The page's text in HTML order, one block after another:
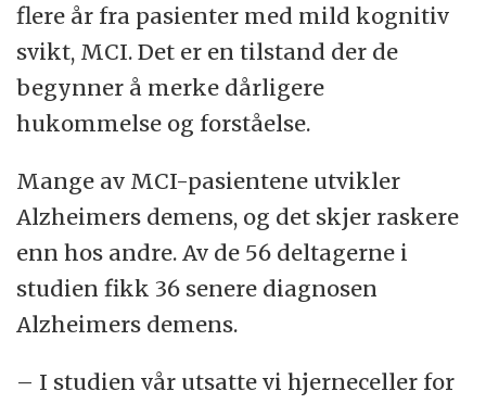
flere år fra pasienter med mild kognitiv
svikt, MCI. Det er en tilstand der de
begynner å merke dårligere
hukommelse og forståelse.
Mange av MCI-pasientene utvikler
Alzheimers demens, og det skjer raskere
enn hos andre. Av de 56 deltagerne i
studien fikk 36 senere diagnosen
Alzheimers demens.
– I studien vår utsatte vi hjerneceller for